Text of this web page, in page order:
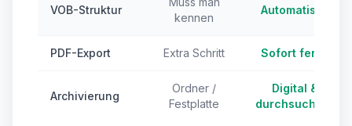
VOB-Struktur
kennen
Automatisch
PDF-Export Extra Schritt Sofort fertig
Archivierung
Ordner /
Festplatte
Digital &
durchsuchbar